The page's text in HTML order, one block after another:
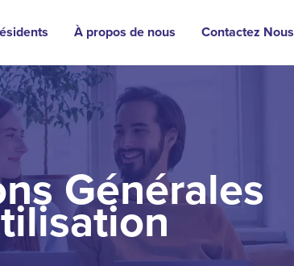
À propos de nous Contactez Nous
Générales